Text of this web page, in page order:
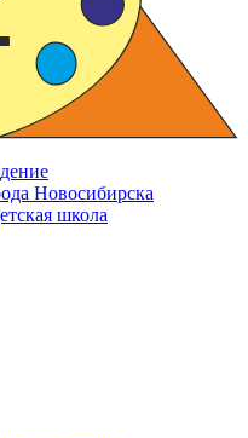
Новосибирска
школа